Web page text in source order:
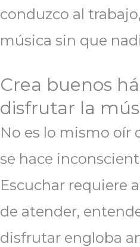
conduzco al
música sin que
Crea buenos
disfrutar la
No es lo mismo oír
se hace
Escuchar requiere
de atender,
disfrutar engloba